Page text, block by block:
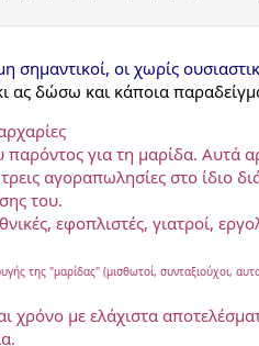
σημαντικοί, οι χωρίς
ας δώσω και κάποια
παρόντος για τη μαρίδα.
αγοραπωλησίες στο ίδιο
του.
εφοπλιστές, γιατροί,
της "μαρίδας" (μισθωτοί, συνταξιούχοι,
χρόνο με ελάχιστα